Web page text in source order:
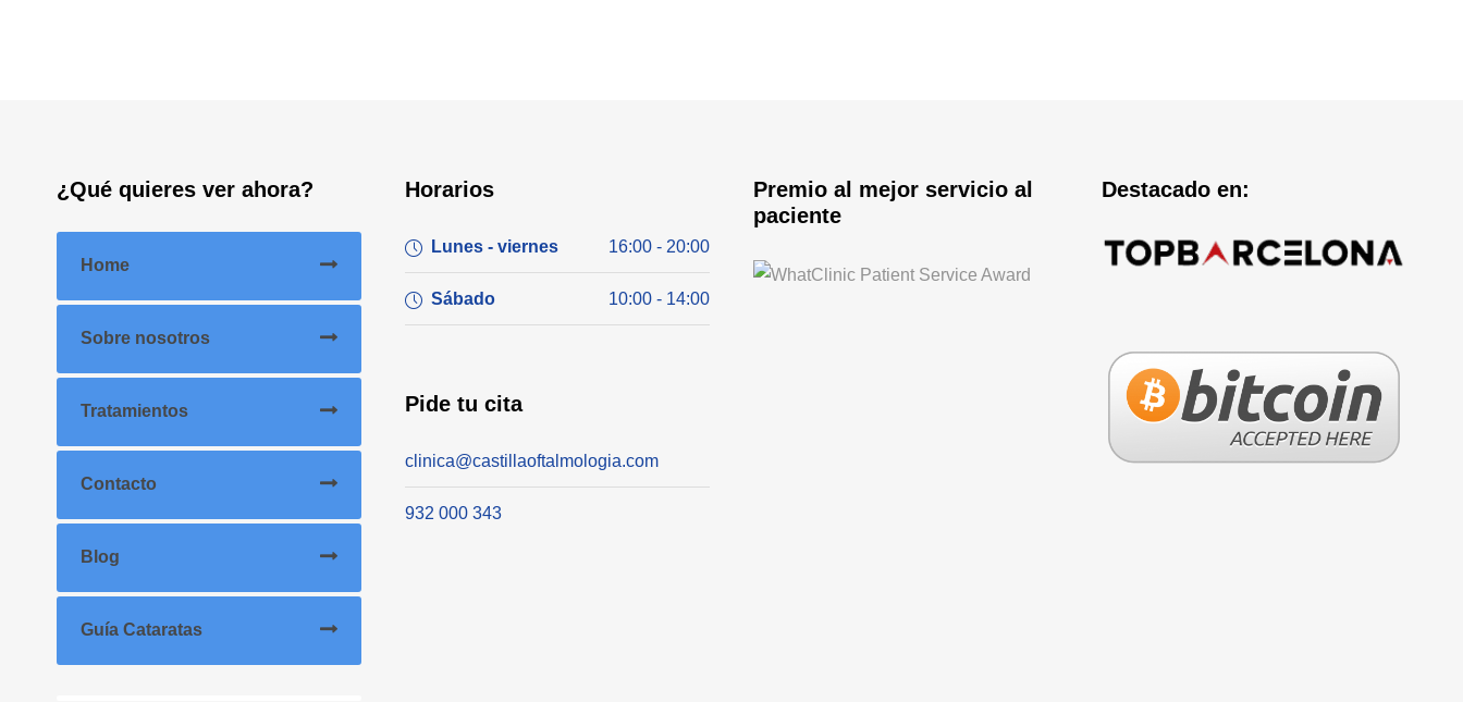
¿Qué quieres ver ahora?
Home
Sobre nosotros
Tratamientos
Contacto
Blog
Guía Cataratas
Horarios
Lunes - viernes 16:00 - 20:00
Sábado 10:00 - 14:00
Pide tu cita
clinica@castillaoftalmologia.com
932 000 343
Premio al mejor servicio al
paciente
Destacado en: